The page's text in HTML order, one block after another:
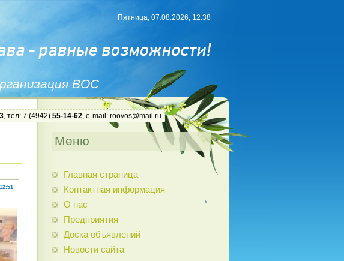
ВОС
Пятница, 07.08.2026, 12:38
, тел: 7 (4942) 55-14-62, e-mail: roovos@mail.ru
12:51
Меню
Главная страница
Контактная информация
О нас
Предприятия
Доска объявлений
Новости сайта